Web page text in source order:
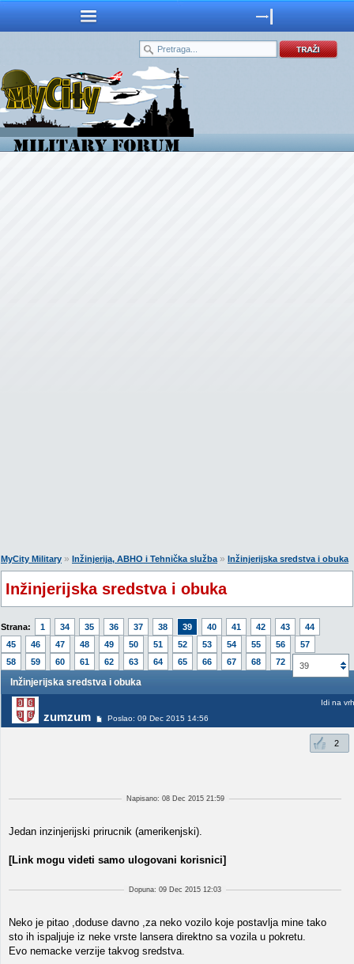
MyCity Military » Inžinjerija, ABHO i Tehnička služba» Inžinjerijska sredstva i obuka
Inžinjerijska sredstva i obuka
Strana: 1 34 35 36 37 38 39 40 41 42 43
44
45
46 47 48 49 50 51 52 53 54 55 56
57
58
59 60 61 62 63 64 65 66 67 68 72 39
Inžinjerijska sredstva i obuka
zumzum Poslao: 09 Dec 2015 14:56
Idi na vrh
2
Napisano: 08 Dec 2015 21:59
Jedan inzinjerijski prirucnik (amerikenjski).
[Link mogu videti samo ulogovani korisnici]
Dopuna: 09 Dec 2015 12:03
Neko je pitao ,doduse davno ,za neko vozilo koje postavlja mine tako
sto ih ispaljuje iz neke vrste lansera direktno sa vozila u pokretu.
Evo nemacke verzije takvog sredstva.